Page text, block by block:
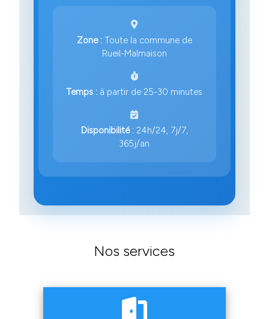
Zone :Toute la commune de
Rueil-Malmaison
Temps : à partir de 25-30 minutes
Disponibilité :24h/24, 7j/7,
365j/an
Nos services